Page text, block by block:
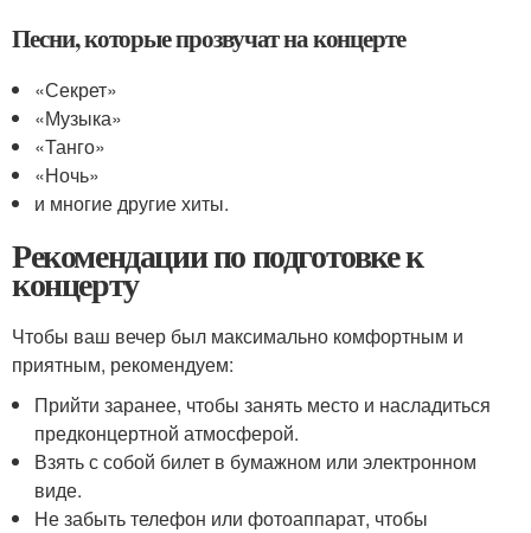
Песни, которые прозвучат на концерте
«Секрет»
«Музыка»
«Танго»
«Ночь»
и многие другие хиты.
Рекомендации по подготовке к
концерту
Чтобы ваш вечер был максимально комфортным и
приятным, рекомендуем:
Прийти заранее, чтобы занять место и насладиться
предконцертной атмосферой.
Взять с собой билет в бумажном или электронном
виде.
Не забыть телефон или фотоаппарат, чтобы